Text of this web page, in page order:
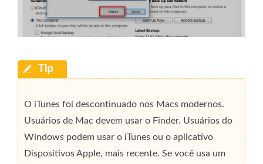
O iTunes foi descontinuado nos Macs modernos.
Usuários de Mac devem usar o Finder. Usuários do
Windows podem usar o iTunes ou o aplicativo
Dispositivos Apple, mais recente. Se você usa um